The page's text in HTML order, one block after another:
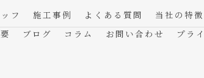
フ 施工事例 よくある質問 当社の特徴
ブログ コラム お問い合わせ プラ